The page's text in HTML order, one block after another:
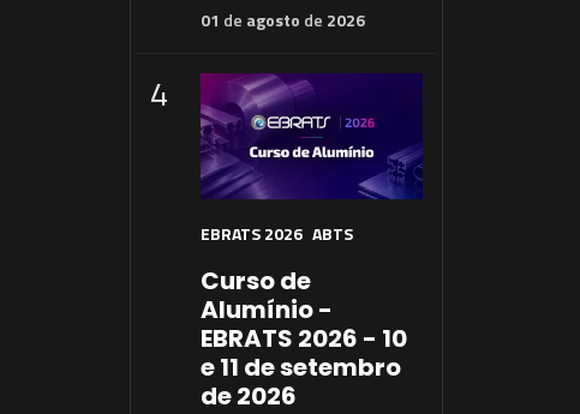
01 de agosto de 2026
4
EBRATS 2026 ABTS
Curso de
Alumínio -
EBRATS 2026 - 10
e 11 de setembro
de 2026